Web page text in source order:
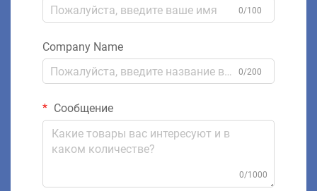
0/100
Company Name
0/200
Сообщение
0/1000